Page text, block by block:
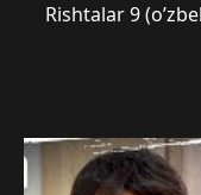
Rishtalar 9